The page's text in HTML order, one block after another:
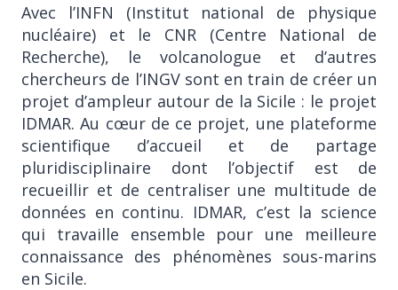
Avec l’INFN (Institut national de physique
nucléaire) et le CNR (Centre National de
Recherche), le volcanologue et d’autres
chercheurs de l’INGV sont en train de créer un
projet d’ampleur autour de la Sicile : le projet
IDMAR. Au cœur de ce projet, une plateforme
scientifique d’accueil et de partage
pluridisciplinaire dont l’objectif est de
recueillir et de centraliser une multitude de
données en continu. IDMAR, c’est la science
qui travaille ensemble pour une meilleure
connaissance des phénomènes sous-marins
en Sicile.